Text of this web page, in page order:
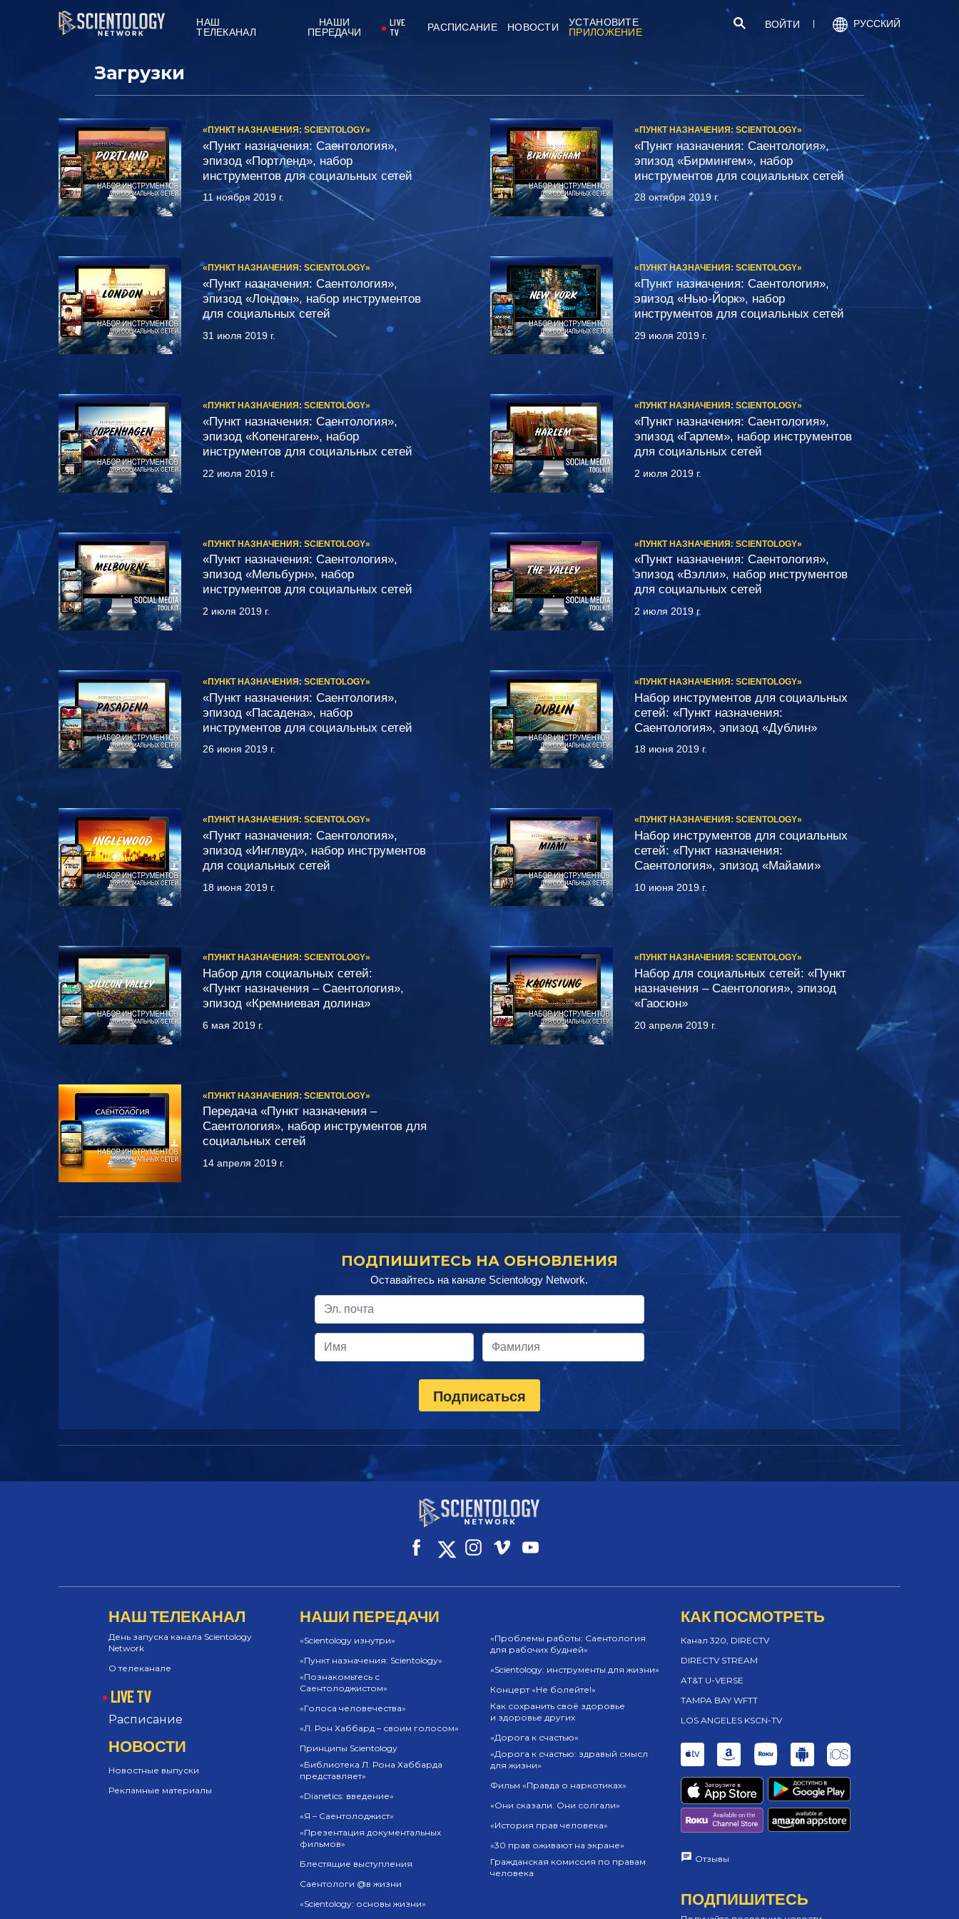
НАШ
ТЕЛЕКАНАЛ
НАШИ
ПЕРЕДАЧИ
LIVE
TV
РАСПИСАНИЕ НОВОСТИ
УСТАНОВИТЕ
ПРИЛОЖЕНИЕ
ВОЙТИ РУССКИЙ
Загрузки
«ПУНКТ НАЗНАЧЕНИЯ: SCIENTOLOGY»
«Пункт назначения: Саентология»,
эпизод «Портленд», набор
инструментов для социальных сетей
11 ноября 2019 г.
«ПУНКТ НАЗНАЧЕНИЯ: SCIENTOLOGY»
«Пункт назначения: Саентология»,
эпизод «Бирмингем», набор
инструментов для социальных сетей
28 октября 2019 г.
«ПУНКТ НАЗНАЧЕНИЯ: SCIENTOLOGY»
«Пункт назначения: Саентология»,
эпизод «Лондон», набор инструментов
для социальных сетей
31 июля 2019 г.
«ПУНКТ НАЗНАЧЕНИЯ: SCIENTOLOGY»
«Пункт назначения: Саентология»,
эпизод «Нью-Йорк», набор
инструментов для социальных сетей
29 июля 2019 г.
«ПУНКТ НАЗНАЧЕНИЯ: SCIENTOLOGY»
«Пункт назначения: Саентология»,
эпизод «Копенгаген», набор
инструментов для социальных сетей
22 июля 2019 г.
«ПУНКТ НАЗНАЧЕНИЯ: SCIENTOLOGY»
«Пункт назначения: Саентология»,
эпизод «Гарлем», набор инструментов
для социальных сетей
2 июля 2019 г.
«ПУНКТ НАЗНАЧЕНИЯ: SCIENTOLOGY»
«Пункт назначения: Саентология»,
эпизод «Мельбурн», набор
инструментов для социальных сетей
2 июля 2019 г.
«ПУНКТ НАЗНАЧЕНИЯ: SCIENTOLOGY»
«Пункт назначения: Саентология»,
эпизод «Вэлли», набор инструментов
для социальных сетей
2 июля 2019 г.
«ПУНКТ НАЗНАЧЕНИЯ: SCIENTOLOGY»
«Пункт назначения: Саентология»,
эпизод «Пасадена», набор
инструментов для социальных сетей
26 июня 2019 г.
«ПУНКТ НАЗНАЧЕНИЯ: SCIENTOLOGY»
Набор инструментов для социальных
сетей: «Пункт назначения:
Саентология», эпизод «Дублин»
18 июня 2019 г.
«ПУНКТ НАЗНАЧЕНИЯ: SCIENTOLOGY»
«Пункт назначения: Саентология»,
эпизод «Инглвуд», набор инструментов
для социальных сетей
18 июня 2019 г.
«ПУНКТ НАЗНАЧЕНИЯ: SCIENTOLOGY»
Набор инструментов для социальных
сетей: «Пункт назначения:
Саентология», эпизод «Майами»
10 июня 2019 г.
«ПУНКТ НАЗНАЧЕНИЯ: SCIENTOLOGY»
Набор для социальных сетей:
«Пункт назначения – Саентология»,
эпизод «Кремниевая долина»
6 мая 2019 г.
«ПУНКТ НАЗНАЧЕНИЯ: SCIENTOLOGY»
Набор для социальных сетей: «Пункт
назначения – Саентология», эпизод
«Гаосюн»
20 апреля 2019 г.
«ПУНКТ НАЗНАЧЕНИЯ: SCIENTOLOGY»
Передача «Пункт назначения –
Саентология», набор инструментов для
социальных сетей
14 апреля 2019 г.
ПОДПИШИТЕСЬ НА ОБНОВЛЕНИЯ
Оставайтесь на канале Scientology Network.
Подписаться
НАШ ТЕЛЕКАНАЛ
День запуска канала Scientology
Network
О телеканале
LIVE TV
Расписание
НОВОСТИ
Новостные выпуски
Рекламные материалы
НАШИ ПЕРЕДАЧИ
«Scientology изнутри»
«Пункт назначения: Scientology»
«Познакомьтесь с
Саентолоджистом»
«Голоса человечества»
«Л. Рон Хаббард – своим голосом»
Принципы Scientology
«Библиотека Л. Рона Хаббарда
представляет»
«Dianetics: введение»
«Я – Саентолоджист»
«Презентация документальных
фильмов»
Блестящие выступления
Саентологи @в жизни
«Scientology: основы жизни»
«Проблемы работы: Саентология
для рабочих будней»
«Scientology: инструменты для жизни»
Концерт «Не болейте!»
Как сохранить своё здоровье
и здоровье других
«Дорога к счастью»
«Дорога к счастью: здравый смысл
для жизни»
Фильм «Правда о наркотиках»
«Они сказали. Они солгали»
«История прав человека»
«30 прав оживают на экране»
Гражданская комиссия по правам
человека
КАК ПОСМОТРЕТЬ
Канал 320, DIRECTV
DIRECTV STREAM
AT&T U-VERSE
TAMPA BAY WFTT
LOS ANGELES KSCN-TV
Отзывы
ПОДПИШИТЕСЬ